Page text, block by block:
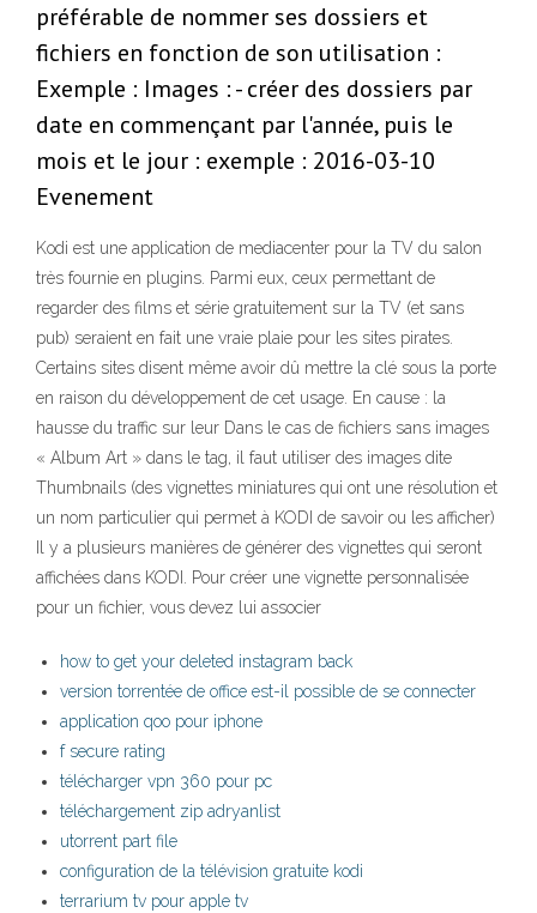
préférable de nommer ses dossiers et
fichiers en fonction de son utilisation :
Exemple : Images : - créer des dossiers par
date en commençant par l'année, puis le
mois et le jour : exemple : 2016-03-10
Evenement
Kodi est une application de mediacenter pour la TV du salon
très fournie en plugins. Parmi eux, ceux permettant de
regarder des films et série gratuitement sur la TV (et sans
pub) seraient en fait une vraie plaie pour les sites pirates.
Certains sites disent même avoir dû mettre la clé sous la porte
en raison du développement de cet usage. En cause : la
hausse du traffic sur leur Dans le cas de fichiers sans images
« Album Art » dans le tag, il faut utiliser des images dite
Thumbnails (des vignettes miniatures qui ont une résolution et
un nom particulier qui permet à KODI de savoir ou les afficher)
Il y a plusieurs manières de générer des vignettes qui seront
affichées dans KODI. Pour créer une vignette personnalisée
pour un fichier, vous devez lui associer
how to get your deleted instagram back
version torrentée de office est-il possible de se connecter
application qoo pour iphone
f secure rating
télécharger vpn 360 pour pc
téléchargement zip adryanlist
utorrent part file
configuration de la télévision gratuite kodi
terrarium tv pour apple tv